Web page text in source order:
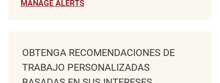
MANAGE ALERTS
OBTENGA RECOMENDACIONES DE
TRABAJO PERSONALIZADAS